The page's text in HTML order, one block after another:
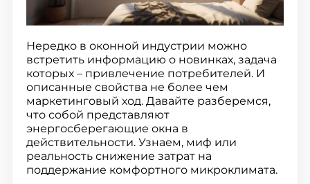
Нередко в оконной индустрии можно
встретить информацию о новинках, задача
которых – привлечение потребителей. И
описанные свойства не более чем
маркетинговый ход. Давайте разберемся,
что собой представляют
энергосберегающие окна в
действительности. Узнаем, миф или
реальность снижение затрат на
поддержание комфортного микроклимата.